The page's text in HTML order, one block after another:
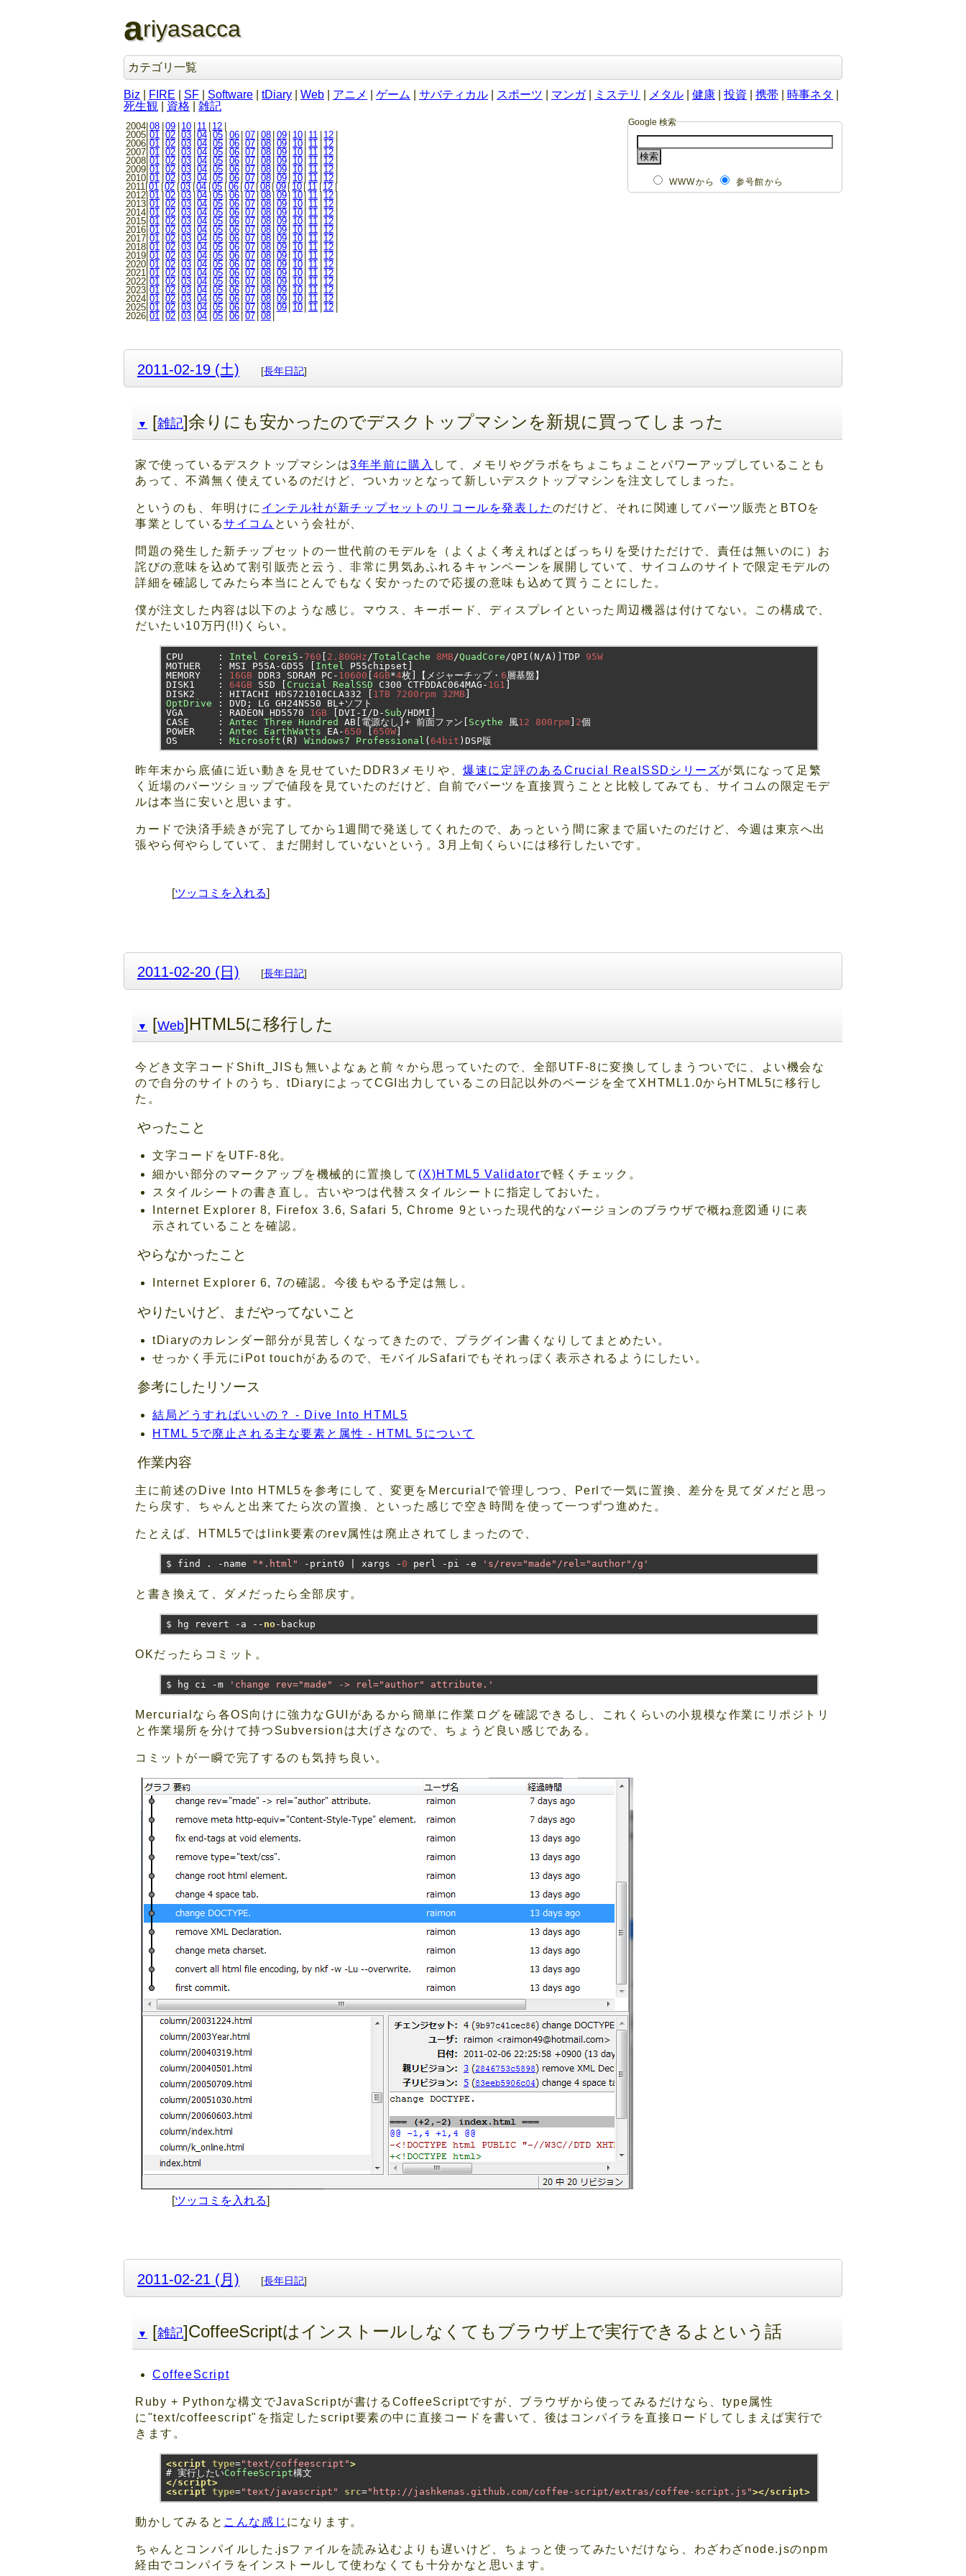
ariyasacca
カテゴリ一覧
Biz FIRE SF Software tDiary Web アニメ ゲーム サバティカル スポーツ マンガ| ミステリ メタル 健康 投資 携帯 時事ネタ
死生観
資格 雑記
Google 検索
WWWから 参号館から
2004| 08 09 10 11 12
2005|01 |02 |03 |04 | 05 | 06 07 08 09 10 11 12
2006|01 |02 |03 |04 |05 | 06 | 07 | 08 | 09 | 10 | 11 | 12 |
2007|01 |02 |03 |04 |05 | 06 | 07 | 08 | 09 | 10 | 11 | 12 |
2008|01 |02 |03 |04 |05 | 06 | 07 | 08 | 09 | 10 | 11 | 12 |
2009|01 |02 |03 |04 |05 | 06 | 07 | 08 | 09 | 10 | 11 | 12 |
2010|01 |02 |03 |04 |05 | 06 | 07 | 08 | 09 | 10 | 11 | 12 |
2011|01 |02 |03 |04 |05 |06 |07 |08 |09 | 10 | 11 | 12 |
2012| 01 | 02 | 03 | 04 | 05 | 06| 07| 08| 09| 10| 11 | 12 |
2013|01 |02 |03 |04 |05 | 06 | 07 | 08 | 09 | 10 | 11 | 12 |
2014|01 |02 |03 |04 |05 | 06 | 07 | 08 | 09 | 10 | 11 | 12 |
2015|01 |02 |03 |04 |05 | 06 | 07 | 08 | 09 | 10 | 11 | 12 |
2016|01 |02 |03 |04 |05 | 06 | 07 | 08 | 09 | 10 | 11 | 12 |
2017|01 |02 |03 |04 |05 | 06 | 07 | 08 | 09 | 10 | 11 | 12 |
2018|01 |02 |03 |04 |05 | 06 | 07 | 08 | 09 | 10 | 11 | 12 |
2019|01 |02 |03 |04 |05 | 06 | 07 | 08 | 09 | 10 | 11 | 12 |
2020|01 |02 |03 |04 |05 | 06 | 07 | 08 | 09 | 10 | 11 | 12 |
2021|01 |02 |03 |04 |05 | 06 | 07 | 08 | 09 | 10 | 11 | 12 |
2022|01 |02 |03 |04 |05 | 06 | 07 | 08 | 09 | 10 | 11 | 12 |
2023|01 |02 |03 |04 |05 | 06 | 07 | 08 | 09 | 10 | 11 | 12 |
2024|01 |02 |03 |04 |05 | 06 | 07 | 08 | 09 | 10 | 11 | 12 |
2025|01 |02 |03 |04 |05 | 06 | 07 | 08 | 09 | 10 | 11 | 12 |
2026|01 |02 |03 |04 |05 | 06 | 07 | 08 |
2011-02-19 (土) [長年日記]
▼ [雑記]余りにも安かったのでデスクトップマシンを新規に買ってしまった
家で使っているデスクトップマシンは3年半前に購入 して、メモリやグラボをちょこちょことパワーアップしていることも
あって、不満無く使えているのだけど、ついカッとなって新しいデスクトップマシンを注文してしまった。
というのも、年明けに インテル社が新チップセットのリコールを発表した のだけど、それに関連してパーツ販売とBTOを
事業としているサイコム という会社が、
問題の発生した新チップセットの一世代前のモデルを（よくよく考えればとばっちりを受けただけで、責任は無いのに）お
詫びの意味を込めて割引販売と云う、非常に男気あふれるキャンペーンを展開していて、サイコムのサイトで限定モデルの
詳細を確認してみたら本当にとんでもなく安かったので応援の意味も込めて買うことにした。
僕が注文した内容は以下のような感じ。マウス、キーボード、ディスプレイといった周辺機器は付けてない。この構成で、
だいたい10万円(!!)くらい。
CPU : Intel Corei5 - 760 [ 2.80GHz /TotalCache 8MB/QuadCore /QPI (N /A )] TDP 95W
MOTHER
: MSI P55A -GD55 [ Intel P55chipset ]
MEMORY
: 16GB DDR3 SDRAM PC - 10600 [4GB*4枚]【メジャーチップ・ 6 層基盤】
DISK1
: 64GB SSD [ Crucial RealSSD C300 CTFDDAC064MAG - 1G1 ]
DISK2
: HITACHI HDS721010CLA332 [ 1TB 7200rpm 32MB]
OptDrive
: DVD ; LG GH24NS50 BL +ソフト
VGA
: RADEON HD5570 1GB [DVI - I /D - Sub /HDMI ]
CASE
: Antec Three Hundred AB[電源なし]+ 前面ファン[ Scythe 風12 800rpm] 2個
POWER
: Antec EarthWatts EA - 650 [ 650W]
OS
: Microsoft ( R ) Windows7 Professional ( 64bit ) DSP版
昨年末から底値に近い動きを見せていたDDR3メモリや、爆速に定評のあるCrucial RealSSDシリーズが気になって足繁
く近場のパーツショップで値段を見ていたのだけど、自前でパーツを直接買うことと比較してみても、サイコムの限定モデ
ルは本当に安いと思います。
カードで決済手続きが完了してから1週間で発送してくれたので、あっという間に家まで届いたのだけど、今週は東京へ出
張やら何やらしていて、まだ開封していないという。3月上旬くらいには移行したいです。
[ツッコミを入れる]
2011-02-20 (日) [長年日記]
▼ [Web]HTML5に移行した
今どき文字コードShift_JISも無いよなぁと前々から思っていたので、全部UTF-8に変換してしまうついでに、よい機会な
ので自分のサイトのうち、tDiaryによってCGI出力しているこの日記以外のページを全てXHTML1.0からHTML5に移行し
た。
やったこと
文字コードをUTF-8化。
細かい部分のマークアップを機械的に置換して (X)HTML5 Validatorで軽くチェック。
スタイルシートの書き直し。古いやつは代替スタイルシートに指定しておいた。
Internet Explorer 8, Firefox 3.6, Safari 5, Chrome 9といった現代的なバージョンのブラウザで概ね意図通りに表
示されていることを確認。
やらなかったこと
Internet Explorer 6, 7の確認。今後もやる予定は無し。
やりたいけど、まだやってないこと
tDiaryのカレンダー部分が見苦しくなってきたので、プラグイン書くなりしてまとめたい。
せっかく手元にiPot touchがあるので、モバイルSafariでもそれっぽく表示されるようにしたい。
参考にしたリソース
結局どうすればいいの？ - Dive Into HTML5
HTML 5で廃止される主な要素と属性 - HTML 5について
作業内容
主に前述のDive Into HTML5を参考にして、変更をMercurialで管理しつつ、Perlで一気に置換、差分を見てダメだと思っ
たら戻す、ちゃんと出来てたら次の置換、といった感じで空き時間を使って一つずつ進めた。
たとえば、HTML5ではlink要素のrev属性は廃止されてしまったので、
$ find . - name "*.html" - print0 xargs - 0 perl - pi -e 's/rev="made"/rel="author"/g'
と書き換えて、ダメだったら全部戻す。
$ hg revert - a -- no- backup
OKだったらコミット。
$ hg ci -m 'change rev="made" -> rel="author" attribute.'
Mercurialなら各OS向けに強力なGUIがあるから簡単に作業ログを確認できるし、これくらいの小規模な作業にリポジトリ
と作業場所を分けて持つSubversionは大げさなので、ちょうど良い感じである。
コミットが一瞬で完了するのも気持ち良い。
[ツッコミを入れる]
2011-02-21 (月) [長年日記]
▼ [雑記]CoffeeScriptはインストールしなくてもブラウザ上で実行できるよという話
CoffeeScript
Ruby + Pythonな構文でJavaScriptが書けるCoffeeScriptですが、ブラウザから使ってみるだけなら、type属性
に"text/coffeescript"を指定したscript要素の中に直接コードを書いて、後はコンパイラを直接ロードしてしまえば実行で
きます。
<script type="text/coffeescript">
# 実行したいCoffeeScript構文
</script>
<script type="text/javascript" src="http://jashkenas.github.com/coffee-script/extras/coffee-script.js"></script>
動かしてみると こんな感じ になります。
ちゃんとコンパイルした.jsファイルを読み込むよりも遅いけど、ちょっと使ってみたいだけなら、わざわざnode.jsのnpm
経由でコンパイラをインストールして使わなくても十分かなと思います。